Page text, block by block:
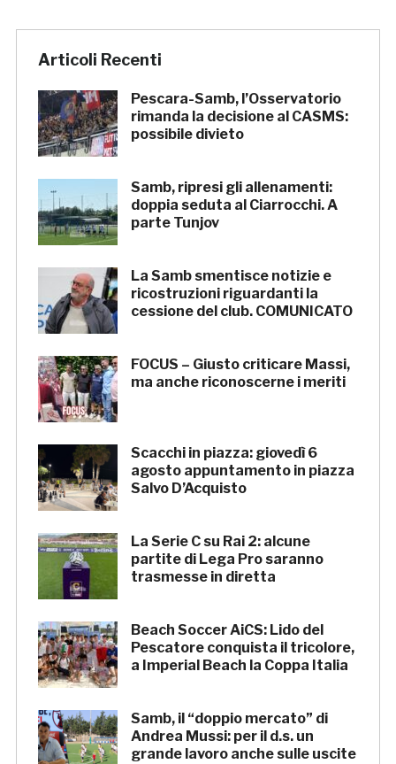
Articoli Recenti
Pescara-Samb, l’Osservatorio
rimanda la decisione al CASMS:
possibile divieto
Samb, ripresi gli allenamenti:
doppia seduta al Ciarrocchi. A
parte Tunjov
La Samb smentisce notizie e
ricostruzioni riguardanti la
cessione del club. COMUNICATO
FOCUS – Giusto criticare Massi,
ma anche riconoscerne i meriti
Scacchi in piazza: giovedì 6
agosto appuntamento in piazza
Salvo D’Acquisto
La Serie C su Rai 2: alcune
partite di Lega Pro saranno
trasmesse in diretta
Beach Soccer AiCS: Lido del
Pescatore conquista il tricolore,
a Imperial Beach la Coppa Italia
Samb, il “doppio mercato” di
Andrea Mussi: per il d.s. un
grande lavoro anche sulle uscite